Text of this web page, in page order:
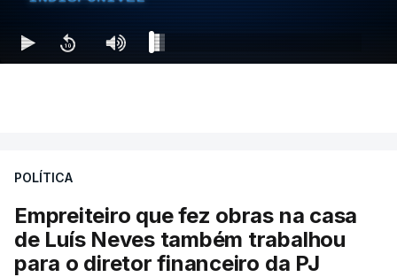
POLÍTICA
Empreiteiro que fez obras na casa
de Luís Neves também trabalhou
para o diretor financeiro da PJ